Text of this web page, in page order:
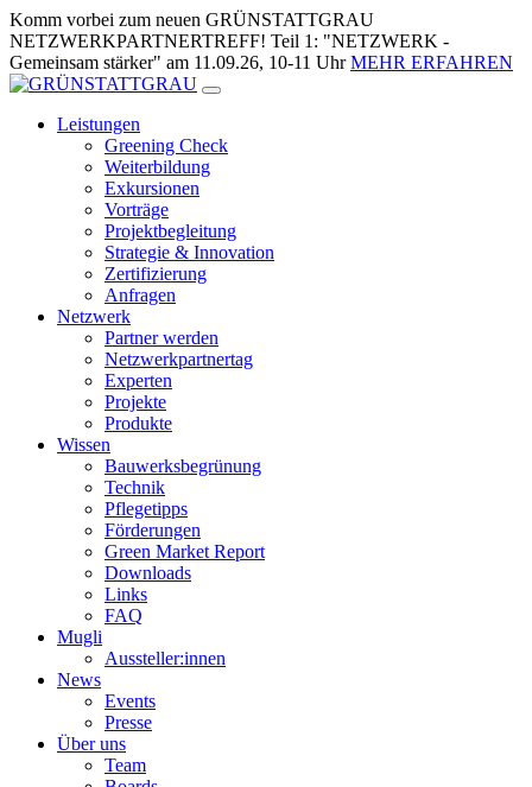
Zum
Inhalt
springen
Komm vorbei zum neuen GRÜNSTATTGRAU
NETZWERKPARTNERTREFF! Teil 1: "NETZWERK -
Gemeinsam stärker" am 11.09.26, 10-11 UhrMEHR ERFAHREN
Leistungen
Greening Check
Weiterbildung
Exkursionen
Vorträge
Projektbegleitung
Strategie & Innovation
Zertifizierung
Anfragen
Netzwerk
Partner werden
Netzwerkpartnertag
Experten
Projekte
Produkte
Wissen
Bauwerksbegrünung
Technik
Pflegetipps
Förderungen
Green Market Report
Downloads
Links
FAQ
Mugli
Aussteller:innen
News
Events
Presse
Über uns
Team